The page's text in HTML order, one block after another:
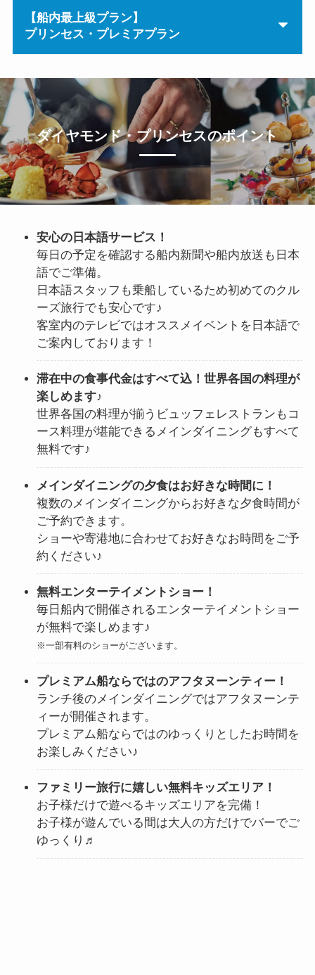
【船内最上級プラン】
プリンセス・プレミアプラン
ダイヤモンド・プリンセスのポイント
安心の日本語サービス！
毎日の予定を確認する船内新聞や船内放送も日本
語でご準備。
日本語スタッフも乗船しているため初めてのクル
ーズ旅行でも安心です♪
客室内のテレビではオススメイベントを日本語で
ご案内しております！
滞在中の食事代金はすべて込！世界各国の料理が
楽しめます♪
世界各国の料理が揃うビュッフェレストランもコ
ース料理が堪能できるメインダイニングもすべて
無料です♪
メインダイニングの夕食はお好きな時間に！
複数のメインダイニングからお好きな夕食時間が
ご予約できます。
ショーや寄港地に合わせてお好きなお時間をご予
約ください♪
無料エンターテイメントショー！
毎日船内で開催されるエンターテイメントショー
が無料で楽しめます♪
※一部有料のショーがございます。
プレミアム船ならではのアフタヌーンティー！
ランチ後のメインダイニングではアフタヌーンテ
ィーが開催されます。
プレミアム船ならではのゆっくりとしたお時間を
お楽しみください♪
ファミリー旅行に嬉しい無料キッズエリア！
お子様だけで遊べるキッズエリアを完備！
お子様が遊んでいる間は大人の方だけでバーでご
ゆっくり♬